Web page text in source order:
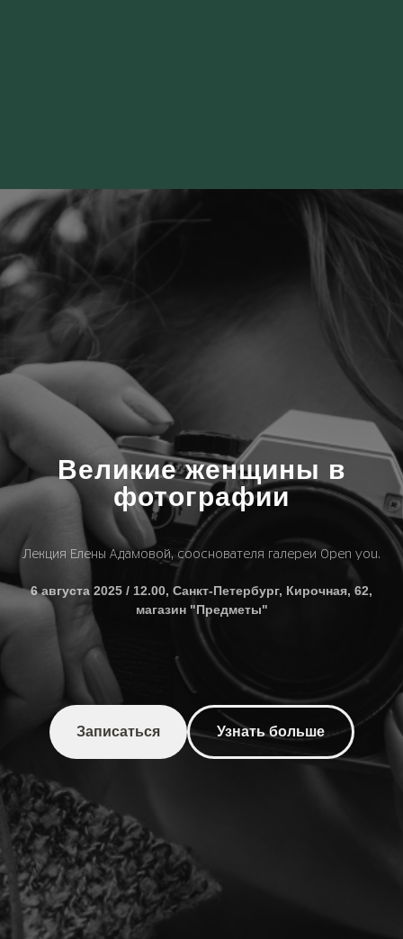
Великие женщины в
фотографии
Лекция Елены Адамовой, сооснователя галереи Open you.
6 августа 2025 / 12.00, Санкт-Петербург, Кирочная, 62,
магазин "Предметы"
Записаться Узнать больше